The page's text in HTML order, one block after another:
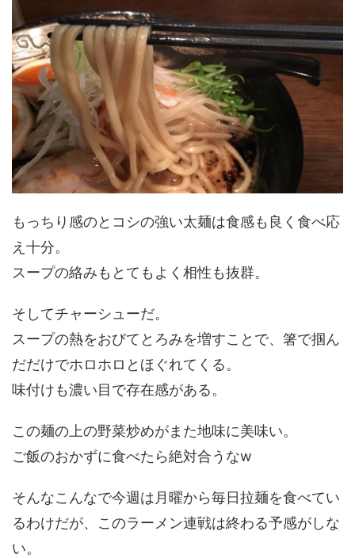
もっちり感のとコシの強い太麺は食感も良く食べ応
え十分。
スープの絡みもとてもよく相性も抜群。
そしてチャーシューだ。
スープの熱をおびてとろみを増すことで、箸で掴ん
だだけでホロホロとほぐれてくる。
味付けも濃い目で存在感がある。
この麺の上の野菜炒めがまた地味に美味い。
ご飯のおかずに食べたら絶対合うなw
そんなこんなで今週は月曜から毎日拉麺を食べてい
るわけだが、このラーメン連戦は終わる予感がしな
い。